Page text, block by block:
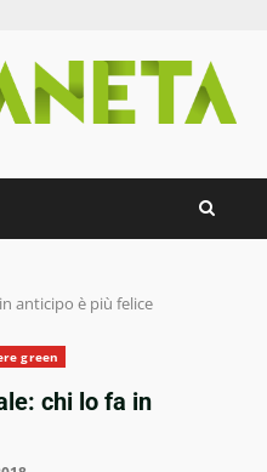
anticipo è più felice
green
chi lo fa in